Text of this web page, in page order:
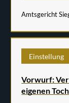
Amtsgericht
Einstellung
Vorwurf:
eigenen